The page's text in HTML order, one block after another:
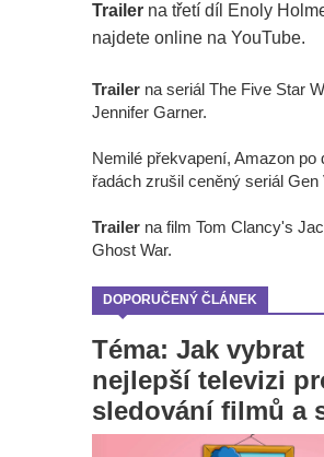
Trailer na třetí díl Enoly
najdete online na YouTube.
Trailer na seriál The Five Star
Jennifer Garner.
Nemilé překvapení, Amazon po
řadách zrušil ceněný seriál Gen
Trailer na film Tom Clancy's
Ghost War.
DOPORUČENÝ ČLÁNEK
Téma: Jak vybrat
nejlepší televizi
sledování filmů a